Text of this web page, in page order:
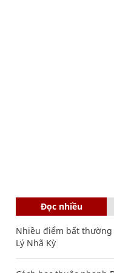
Đọc nhiều
Nhiều điểm bất
Lý Nhã Kỳ